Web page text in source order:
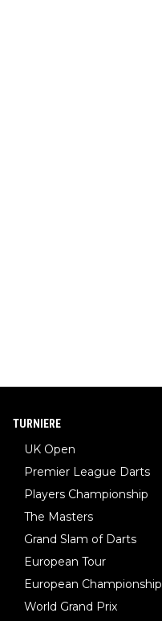
TURNIERE
UK Open
Premier League Darts
Players Championship
The Masters
Grand Slam of Darts
European Tour
European Championship
World Grand Prix